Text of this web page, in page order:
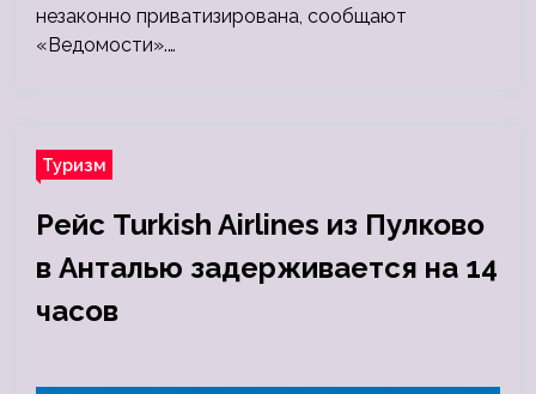
незаконно приватизирована, сообщают
«Ведомости».…
Туризм
Рейс Turkish Airlines из Пулково
в Анталью задерживается на 14
часов